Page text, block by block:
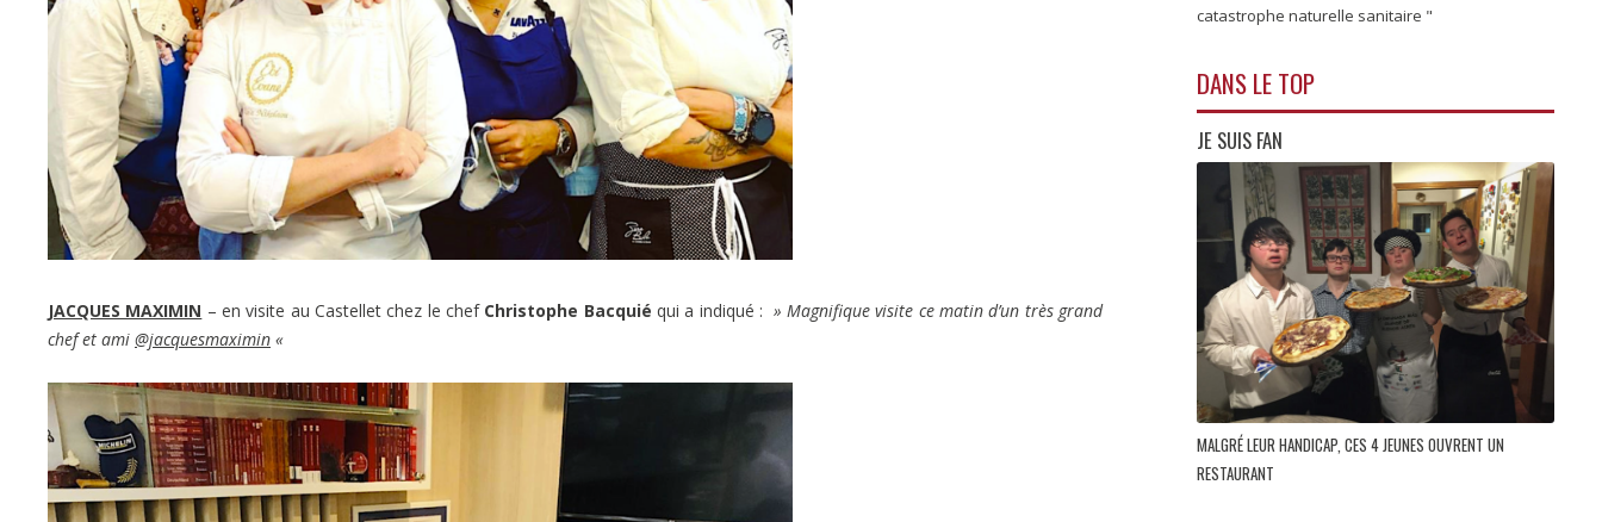
JACQUES MAXIMIN – en visite au Castellet chez le chef Christophe Bacquié qui a indiqué : » Magnifique visite ce matin d’un très grand
chef et ami @jacquesmaximin «
catastrophe naturelle sanitaire "
DANS LE TOP
JE SUIS FAN
MALGRÉ LEUR HANDICAP, CES 4 JEUNES OUVRENT UN
RESTAURANT